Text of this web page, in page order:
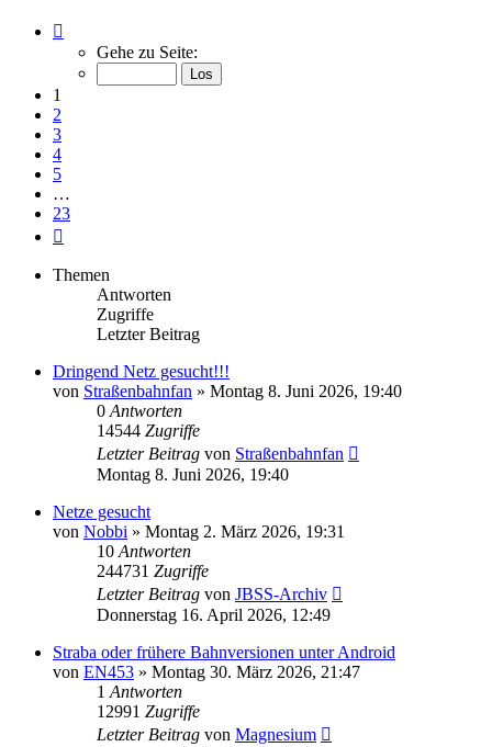
von
Gehe zu Seite:
1
2
3
4
5
…
23
Themen
Antworten
Zugriffe
Letzter Beitrag
Dringend Netz gesucht!!!
von Straßenbahnfan » Montag 8. Juni 2026, 19:40
0 Antworten
14544 Zugriffe
Letzter Beitrag von Straßenbahnfan
Montag 8. Juni 2026, 19:40
Netze gesucht
von Nobbi » Montag 2. März 2026, 19:31
10 Antworten
244731 Zugriffe
Letzter Beitrag von JBSS-Archiv
Donnerstag 16. April 2026, 12:49
Straba oder frühere Bahnversionen unter Android
von EN453 » Montag 30. März 2026, 21:47
1 Antworten
12991 Zugriffe
Letzter Beitrag von Magnesium